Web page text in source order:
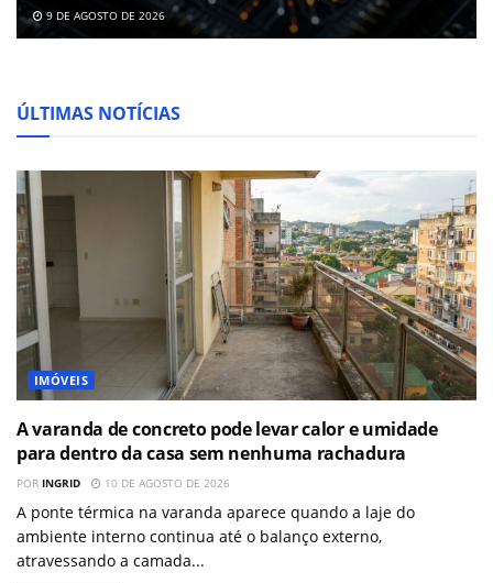
9 DE AGOSTO DE 2026
ÚLTIMAS NOTÍCIAS
IMÓVEIS
A varanda de concreto pode levar calor e umidade
para dentro da casa sem nenhuma rachadura
POR INGRID 10 DE AGOSTO DE 2026
A ponte térmica na varanda aparece quando a laje do
ambiente interno continua até o balanço externo,
atravessando a camada...